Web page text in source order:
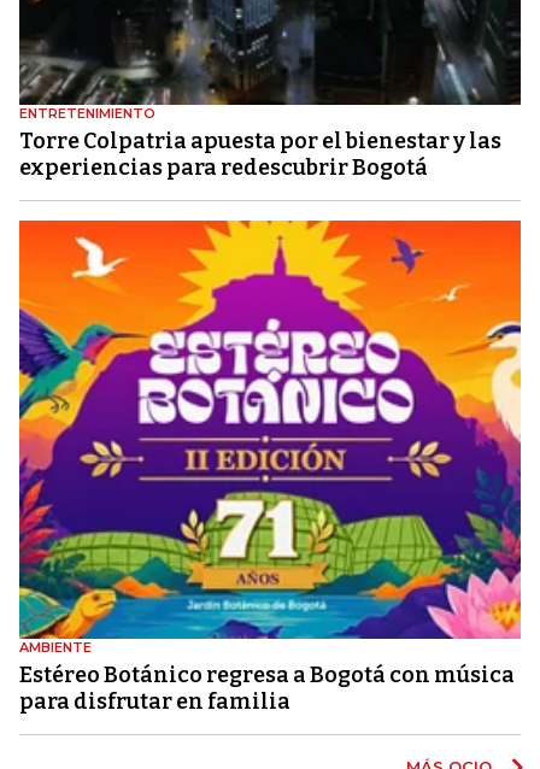
ENTRETENIMIENTO
Torre Colpatria apuesta por el bienestar y las
experiencias para redescubrir Bogotá
AMBIENTE
Estéreo Botánico regresa a Bogotá con música
para disfrutar en familia